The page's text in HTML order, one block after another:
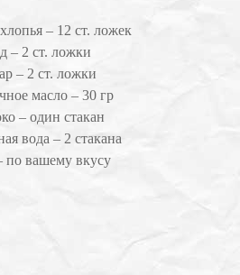
– 12 ст. ложек
– 2 ст. ложки
– 2 ст. ложки
масло – 30 гр
– один стакан
вода – 2 стакана
по вашему вкусу